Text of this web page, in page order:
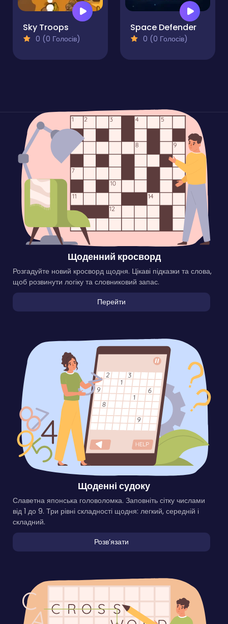
Sky Troops
0 (0 Голосів)
Space Defender
0 (0 Голосів)
Щоденний кросворд
Розгадуйте новий кросворд щодня. Цікаві підказки та слова,
щоб розвинути логіку та словниковий запас.
Перейти
Щоденні судоку
Славетна японська головоломка. Заповніть сітку числами
від 1 до 9. Три рівні складності щодня: легкий, середній і
складний.
Розвʼязати